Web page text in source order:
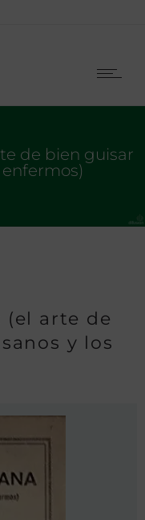
de bien guisar
enfermos)
(el arte de
y los